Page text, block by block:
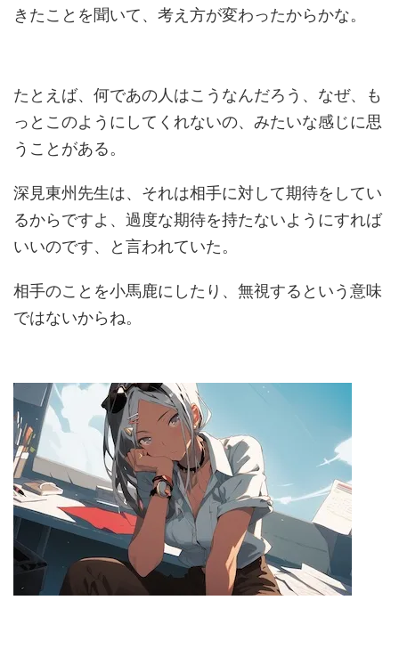
きたことを聞いて、考え方が変わったからかな。
たとえば、何であの人はこうなんだろう、なぜ、も
っとこのようにしてくれないの、みたいな感じに思
うことがある。
深見東州先生は、それは相手に対して期待をしてい
るからですよ、過度な期待を持たないようにすれば
いいのです、と言われていた。
相手のことを小馬鹿にしたり、無視するという意味
ではないからね。